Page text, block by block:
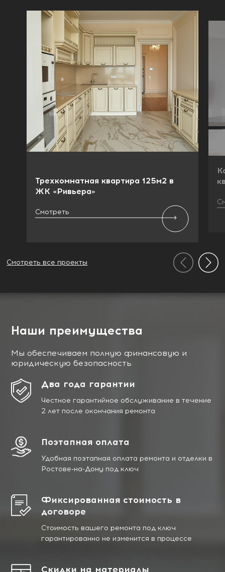
Трехкомнатная квартира 125м2 в
ЖК «Ривьера»
Смотреть
Смотреть все проекты
Наши преимущества
Мы обеспечиваем полную финансовую и
юридическую безопасность
Два года гарантии
Честное гарантийное обслуживание в течение
2 лет после окончания ремонта
Поэтапная оплата
Удобная поэтапная оплата ремонта и отделки в
Ростове-на-Дону под ключ
Фиксированная стоимость в
договоре
Стоимость вашего ремонта под ключ
гарантированно не изменится в процессе
Скидки на материалы